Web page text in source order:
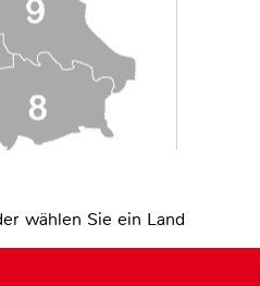
wählen Sie ein Land